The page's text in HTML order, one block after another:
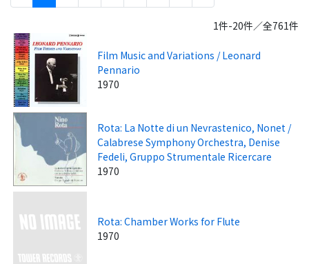
1件-20件／全761件
Film Music and Variations / Leonard
Pennario
1970
Rota: La Notte di un Nevrastenico, Nonet /
Calabrese Symphony Orchestra, Denise
Fedeli, Gruppo Strumentale Ricercare
1970
Rota: Chamber Works for Flute
1970